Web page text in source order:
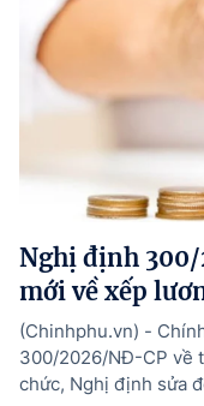
Nghị định
mới về xếp
(Chinhphu.vn) -
300/2026/NĐ-CP về
chức, Nghị định sửa